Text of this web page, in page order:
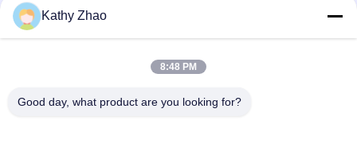
L194PBC pour BEBE4D24003 avec finition en argent
L215PBC BEBE4D08002 Pour le camion VO LVO
L349PRD Delphi Common Rail Nozzle OEM à grande vitesse
Kathy Zhao
8:48 PM
Good day, what product are you looking for?